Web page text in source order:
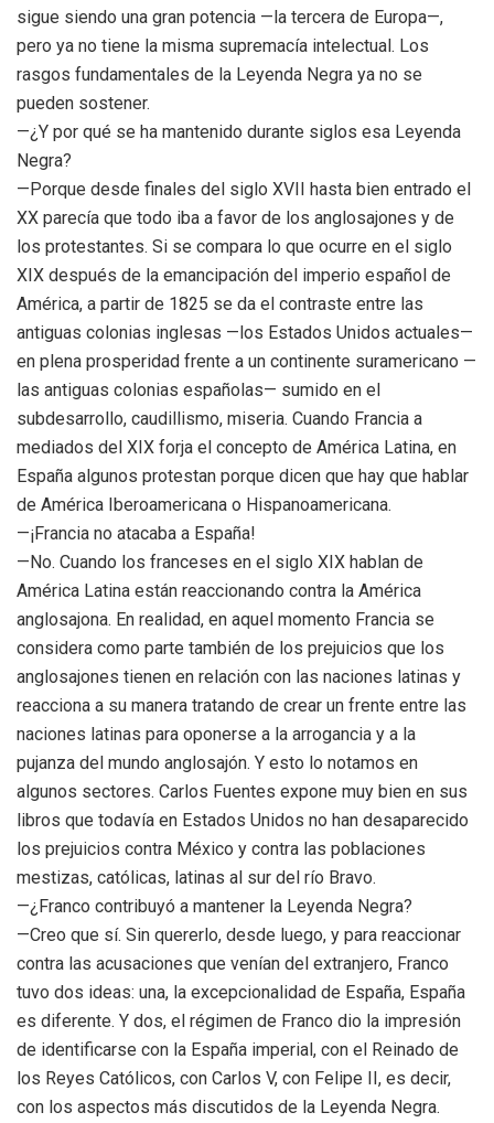
sigue siendo una gran potencia —la tercera de Europa—,
pero ya no tiene la misma supremacía intelectual. Los
rasgos fundamentales de la Leyenda Negra ya no se
pueden sostener.
—¿Y por qué se ha mantenido durante siglos esa Leyenda
Negra?
—Porque desde finales del siglo XVII hasta bien entrado el
XX parecía que todo iba a favor de los anglosajones y de
los protestantes. Si se compara lo que ocurre en el siglo
XIX después de la emancipación del imperio español de
América, a partir de 1825 se da el contraste entre las
antiguas colonias inglesas —los Estados Unidos actuales—
en plena prosperidad frente a un continente suramericano —
las antiguas colonias españolas— sumido en el
subdesarrollo, caudillismo, miseria. Cuando Francia a
mediados del XIX forja el concepto de América Latina, en
España algunos protestan porque dicen que hay que hablar
de América Iberoamericana o Hispanoamericana.
—¡Francia no atacaba a España!
—No. Cuando los franceses en el siglo XIX hablan de
América Latina están reaccionando contra la América
anglosajona. En realidad, en aquel momento Francia se
considera como parte también de los prejuicios que los
anglosajones tienen en relación con las naciones latinas y
reacciona a su manera tratando de crear un frente entre las
naciones latinas para oponerse a la arrogancia y a la
pujanza del mundo anglosajón. Y esto lo notamos en
algunos sectores. Carlos Fuentes expone muy bien en sus
libros que todavía en Estados Unidos no han desaparecido
los prejuicios contra México y contra las poblaciones
mestizas, católicas, latinas al sur del río Bravo.
—¿Franco contribuyó a mantener la Leyenda Negra?
—Creo que sí. Sin quererlo, desde luego, y para reaccionar
contra las acusaciones que venían del extranjero, Franco
tuvo dos ideas: una, la excepcionalidad de España, España
es diferente. Y dos, el régimen de Franco dio la impresión
de identificarse con la España imperial, con el Reinado de
los Reyes Católicos, con Carlos V, con Felipe II, es decir,
con los aspectos más discutidos de la Leyenda Negra.